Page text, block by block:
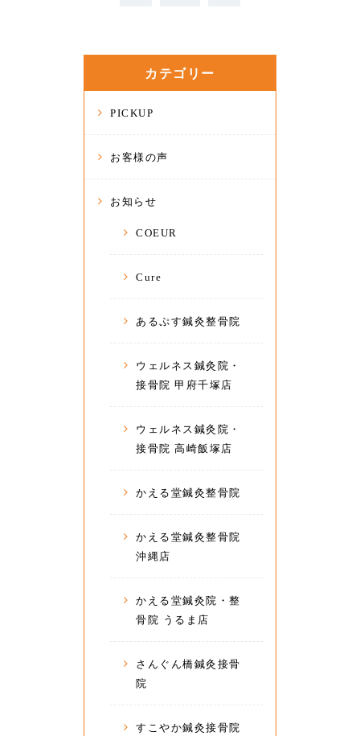
カテゴリー
PICKUP
お客様の声
お知らせ
COEUR
Cure
あるぷす鍼灸整骨院
ウェルネス鍼灸院・
接骨院 甲府千塚店
ウェルネス鍼灸院・
接骨院 高崎飯塚店
かえる堂鍼灸整骨院
かえる堂鍼灸整骨院
沖縄店
かえる堂鍼灸院・整
骨院 うるま店
さんぐん橋鍼灸接骨
院
すこやか鍼灸接骨院